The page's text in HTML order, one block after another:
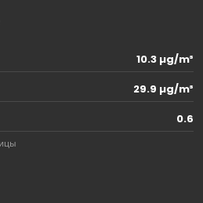
10.3 µg/m³
29.9 µg/m³
0.6